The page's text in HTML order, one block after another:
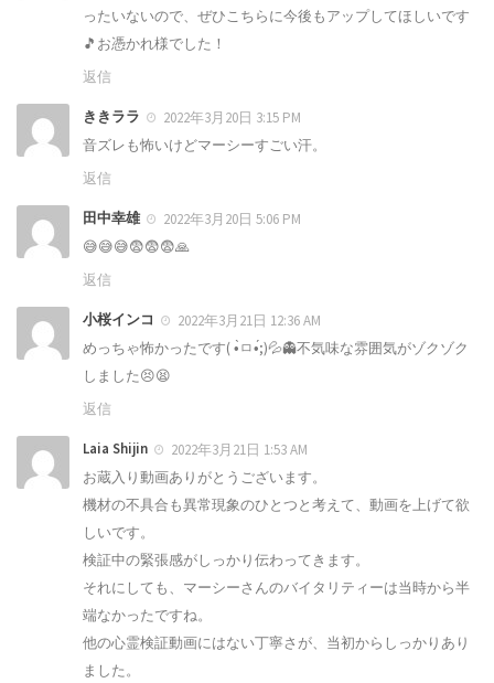
ったいないので、ぜひこちらに今後もアップしてほしいです
🎵お憑かれ様でした！
返信
ききララ
2022年3月20日 3:15 PM
音ズレも怖いけどマーシーすごい汗。
返信
田中幸雄
2022年3月20日 5:06 PM
😅😅😅😨😨😨🙏
返信
小桜インコ
2022年3月21日 12:36 AM
めっちゃ怖かったです( •̀ㅁ•́;)💦👻不気味な雰囲気がゾクゾク
しました😣😫
返信
Laia Shijin
2022年3月21日 1:53 AM
お蔵入り動画ありがとうございます。
機材の不具合も異常現象のひとつと考えて、動画を上げて欲
しいです。
検証中の緊張感がしっかり伝わってきます。
それにしても、マーシーさんのバイタリティーは当時から半
端なかったですね。
他の心霊検証動画にはない丁寧さが、当初からしっかりあり
ました。